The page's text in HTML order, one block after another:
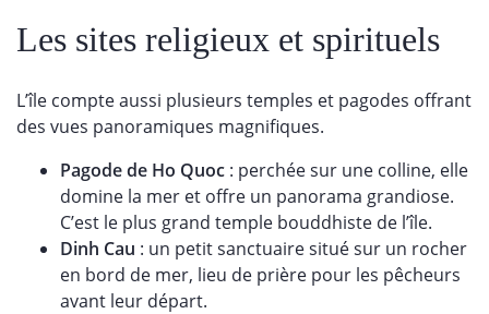
Les sites religieux et spirituels
L’île compte aussi plusieurs temples et pagodes offrant
des vues panoramiques magnifiques.
Pagode de Ho Quoc : perchée sur une colline, elle
domine la mer et offre un panorama grandiose.
C’est le plus grand temple bouddhiste de l’île.
Dinh Cau : un petit sanctuaire situé sur un rocher
en bord de mer, lieu de prière pour les pêcheurs
avant leur départ.